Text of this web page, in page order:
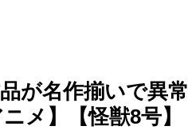
が名作揃いで異常
メ】【怪獣8号】